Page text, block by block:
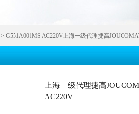
> G551A001MS AC220V上海一级代理捷高
上海一级代理捷高
AC220V